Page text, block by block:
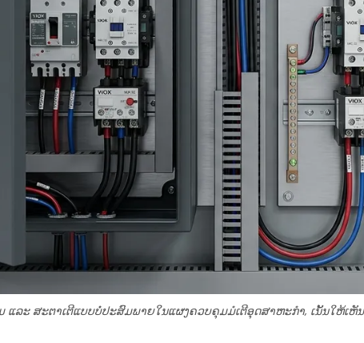
ແລະ ສະຕາເຕີແບບບໍ່ປະສົມພາຍໃນແຜງຄວບຄຸມມໍເຕີອຸດສາຫະກໍາ, ເນັ້ນໃຫ້ເ